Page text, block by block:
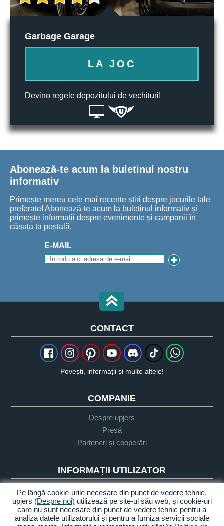
Garbage Garage
LA JOC
Devino regele depozitului de vechituri!
Abonează-te acum la buletinul nostru
informativ
Primește mereu cele mai recente știri despre jocurile tale
preferate! Abonează-te acum la buletinul informativ și
primește informații despre evenimente și campanii în
căsuța ta poștală.
E-MAIL
CONTACT
Povești, informații și multe altele!
COMPANIE
Despre upjers
Presă
Parteneri și cooperări
INFORMAȚII UTILIZATOR
Glosar
Orientare Let's Play
Sprijin
Pe lângă cookie-urile necesare din punct de vedere tehnic,
upjers (Despre noi) utilizează pe site-ul său web, și cookie-uri
care nu sunt necesare din punct de vedere tehnic pentru a
analiza datele utilizatorului și pentru a furniza servicii sociale